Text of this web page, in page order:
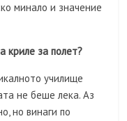
минало и значение
криле за полет?
училище
не беше лека. Аз
но винаги по